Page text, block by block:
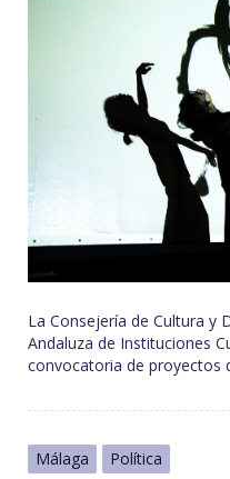
La Consejería de Cultura y
Andaluza de Instituciones
convocatoria de proyectos
Málaga Política